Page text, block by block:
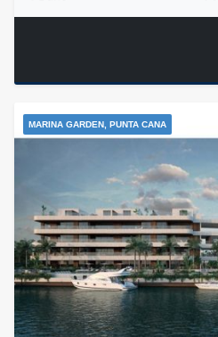
MARINA GARDEN, PUNTA CANA